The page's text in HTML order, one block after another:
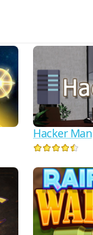
Hacker Man